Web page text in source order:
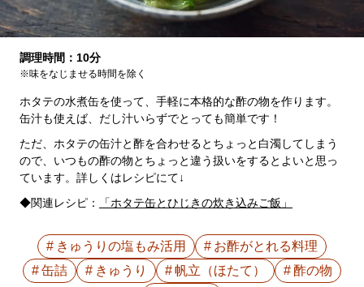
調理時間：10分
※味をなじませる時間を除く
ホタテの水煮缶を使って、手軽に本格的な酢の物を作ります。
缶汁も使えば、だし汁いらずでとっても簡単です！
ただ、ホタテの缶汁と酢を合わせるとちょっと白濁してしまう
ので、いつもの酢の物とちょっと違う扱いをするとよいと思っ
ています。詳しくはレシピにて↓
◆関連レシピ：
「ホタテ缶とひじきの炊き込みご飯」
きゅうりの塩もみ活用
お酢がとれる料理
缶詰
きゅうり 帆立（ほたて）
酢の物